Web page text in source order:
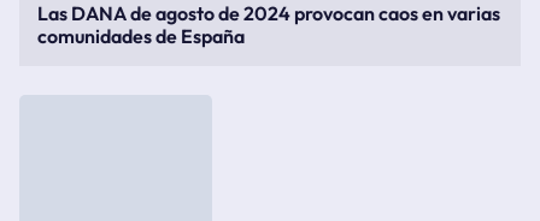
Las DANA de agosto de 2024 provocan caos en varias
comunidades de España